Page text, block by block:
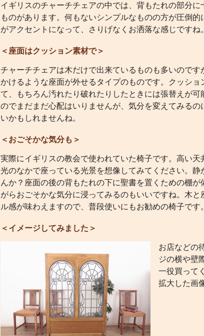
イギリスのチャーチチェアの中では、背もたれの部分
ものがあります。何もないシンプルなものの方が圧倒
がアクセントになって、さりげなくお洒落な感じですね。
＜座面はクッション素材で＞
チャーチチェアは木だけで出来ているものも多いので
かけるような座面が外せるタイプのものです。クッシ
て、もちろん汚れたり破れたりしたときには張替えが
のでまだまだ心配はいりませんが、気分を変えてみる
いかもしれませんね。
＜おごそかな気分も＞
実際にイギリスの教会で使われていた椅子です。高い
光のなかで座っている光景を想像してみてください。
んか？座面の後の背もたれの下に聖書を置くための棚
がらおごそかな気分に浸ってみるのもいいですね。木
ル感が味わえますので、普段使いにもお勧めの椅子です。
＜イメージしてみました＞
お店などの
ジの横や壁
一役買って
拡大した画